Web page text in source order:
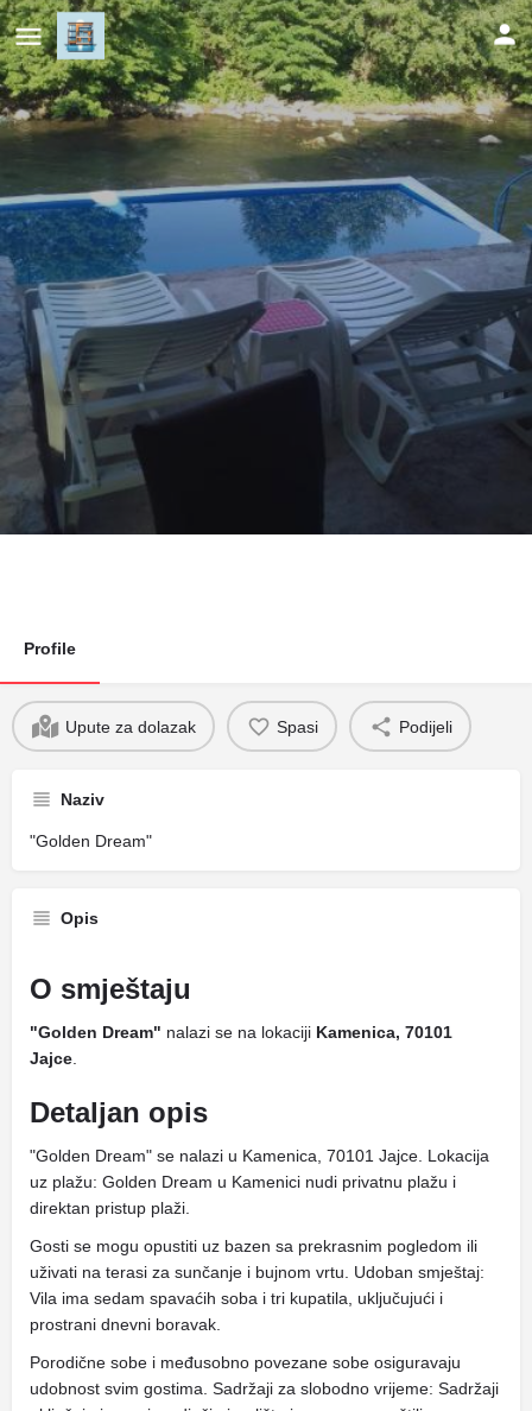
"Golden Dream"
Profile
Upute za dolazak Spasi Podijeli
Naziv
"Golden Dream"
Opis
O smještaju
"Golden Dream" nalazi se na lokaciji Kamenica, 70101
Jajce
Detaljan opis
"Golden Dream" se nalazi u Kamenica, 70101 Jajce. Lokacija
uz plažu: Golden Dream u Kamenici nudi privatnu plažu i
direktan pristup plaži.
Gosti se mogu opustiti uz bazen sa prekrasnim pogledom ili
uživati ​​na terasi za sunčanje i bujnom vrtu. Udoban smještaj:
Vila ima sedam spavaćih soba i tri kupatila, uključujući i
prostrani dnevni boravak.
Porodične sobe i međusobno povezane sobe osiguravaju
udobnost svim gostima. Sadržaji za slobodno vrijeme: Sadržaji